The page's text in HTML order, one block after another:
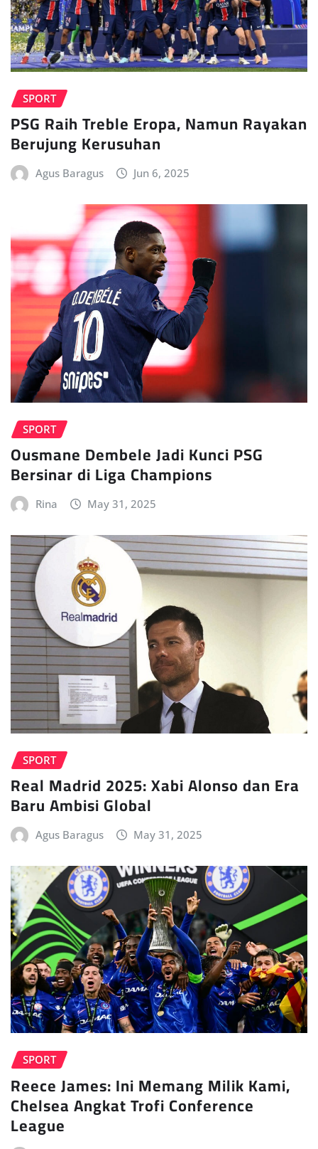
SPORT
PSG Raih Treble Eropa, Namun Rayakan
Berujung Kerusuhan
Agus Baragus Jun 6, 2025
SPORT
Ousmane Dembele Jadi Kunci PSG
Bersinar di Liga Champions
Rina May 31, 2025
SPORT
Real Madrid 2025: Xabi Alonso dan Era
Baru Ambisi Global
Agus Baragus May 31, 2025
SPORT
Reece James: Ini Memang Milik Kami,
Chelsea Angkat Trofi Conference
League